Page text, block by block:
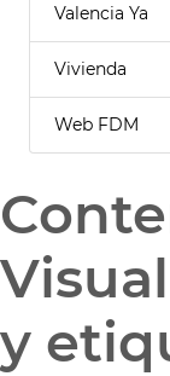
Valencia Ya
Vivienda
Web FDM
y